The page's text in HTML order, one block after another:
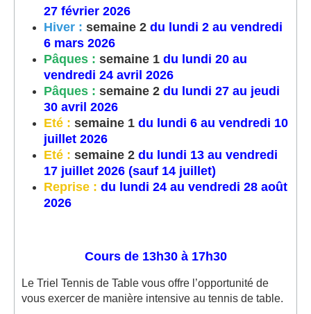
27 février 2026
Hiver : semaine 2 du lundi 2 au vendredi
6 mars 2026
Pâques : semaine 1 du lundi 20 au
vendredi 24 avril 2026
Pâques : semaine 2 du lundi 27 au jeudi
30 avril 2026
Eté : semaine 1 du lundi 6 au vendredi 10
juillet 2026
Eté : semaine 2 du lundi 13 au vendredi
17 juillet 2026 (sauf 14 juillet)
Reprise : du lundi 24 au vendredi 28 août
2026
Cours de 13h30 à 17h30
Le Triel Tennis de Table vous offre l’opportunité de
vous exercer de manière intensive au tennis de table.